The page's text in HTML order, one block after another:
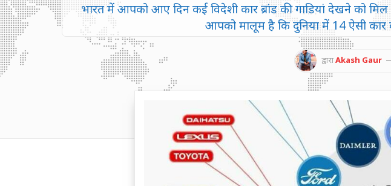
भारत में आपको आए दिन कई विदेशी कार ब्रांड की गाडियां देखने को
आपको मालूम है कि दुनिया में 14 ऐसी कार
द्वाराAkash Gaur